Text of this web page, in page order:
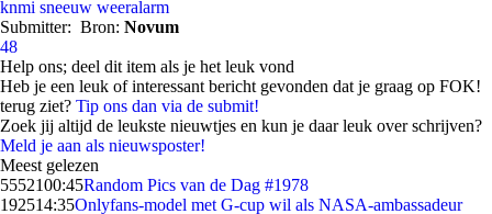
knmi sneeuw weeralarm
Submitter: Bron: Novum
48
Help ons; deel dit item als je het leuk vond
Heb je een leuk of interessant bericht gevonden dat je graag op FOK!
terug ziet? Tip ons dan via de submit!
Zoek jij altijd de leukste nieuwtjes en kun je daar leuk over schrijven?
Meld je aan als nieuwsposter!
Meest gelezen
5552100:45Random Pics van de Dag #1978
192514:35Onlyfans-model met G-cup wil als NASA-ambassadeur